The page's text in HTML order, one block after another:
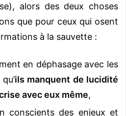
alors des deux choses
que pour ceux qui osent
à la sauvette :
en déphasage avec les
ils manquent de lucidité
avec eux même,
conscients des enjeux et